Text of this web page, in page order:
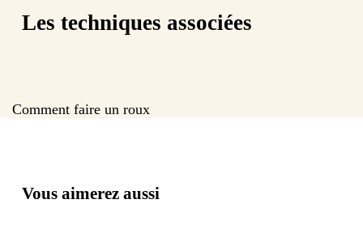
Les techniques associées
Comment faire un roux
Vous aimerez aussi